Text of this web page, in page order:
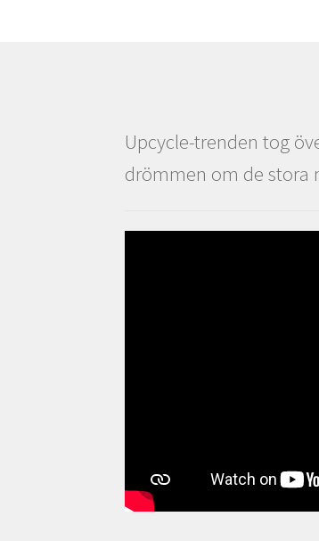
Upcycle-trenden tog
drömmen om de stora